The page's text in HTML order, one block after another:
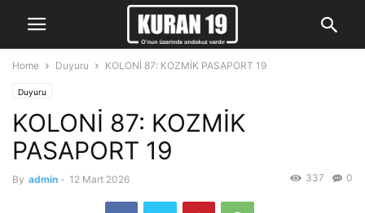
Home Duyuru KOLONİ 87: KOZMİK PASAPORT 19
Duyuru
KOLONİ 87: KOZMİK
PASAPORT 19
By admin - 12 Mart 2026 0
337